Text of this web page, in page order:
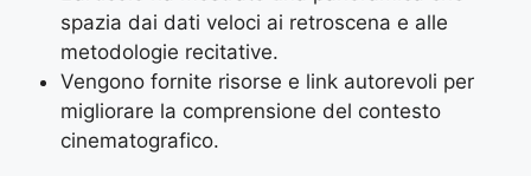
spazia dai dati veloci ai retroscena e alle
metodologie recitative.
Vengono fornite risorse e link autorevoli per
migliorare la comprensione del contesto
cinematografico.